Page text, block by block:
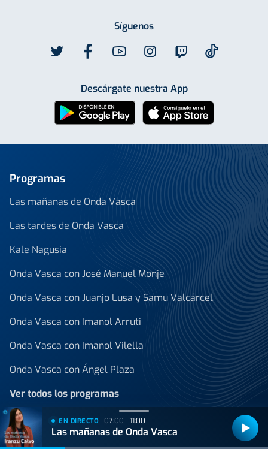
Síguenos
Descárgate nuestra App
Programas
Las mañanas de Onda Vasca
Las tardes de Onda Vasca
Kale Nagusia
Onda Vasca con José Manuel Monje
Onda Vasca con Juanjo Lusa y Samu Valcárcel
Onda Vasca con Imanol Arruti
Onda Vasca con Imanol Vilella
Onda Vasca con Ángel Plaza
Ver todos los programas
Noticias
Reportajes
EN DIRECTO 07:00 - 11:00
Las mañanas de Onda Vasca